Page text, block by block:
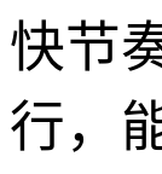
快节
行，